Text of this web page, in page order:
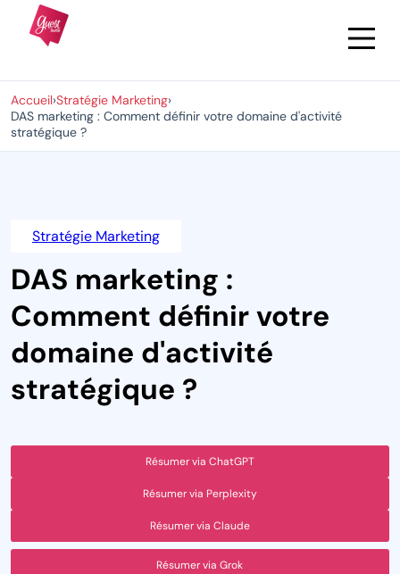
Accueil›Stratégie Marketing›
DAS marketing : Comment définir votre domaine d'activité
stratégique ?
Stratégie Marketing
DAS marketing :
Comment définir votre
domaine d'activité
stratégique ?
Résumer via ChatGPT
Résumer via Perplexity
Résumer via Claude
Résumer via Grok